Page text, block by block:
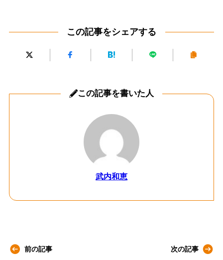
この記事をシェアする
この記事を書いた人
武内和恵
前の記事 次の記事